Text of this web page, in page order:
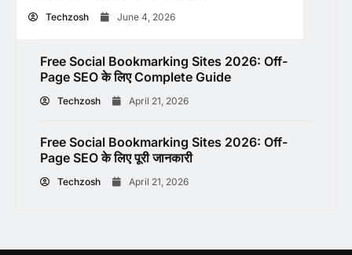
Techzosh June 4, 2026
Free Social Bookmarking Sites 2026: Off-
Page SEO के लिए Complete Guide
Techzosh April 21, 2026
Free Social Bookmarking Sites 2026: Off-
Page SEO के लिए पूरी जानकारी
Techzosh April 21, 2026